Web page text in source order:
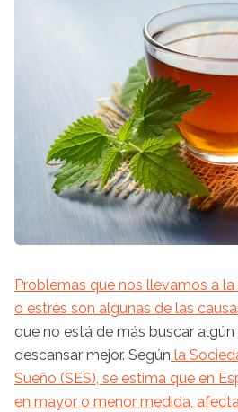
Problemas que nos llevamos a
o estrés son algunas de las
que no está de más buscar
descansar mejor. Según la
Sueño (SES), se estima que en
en mayor o menor medida,